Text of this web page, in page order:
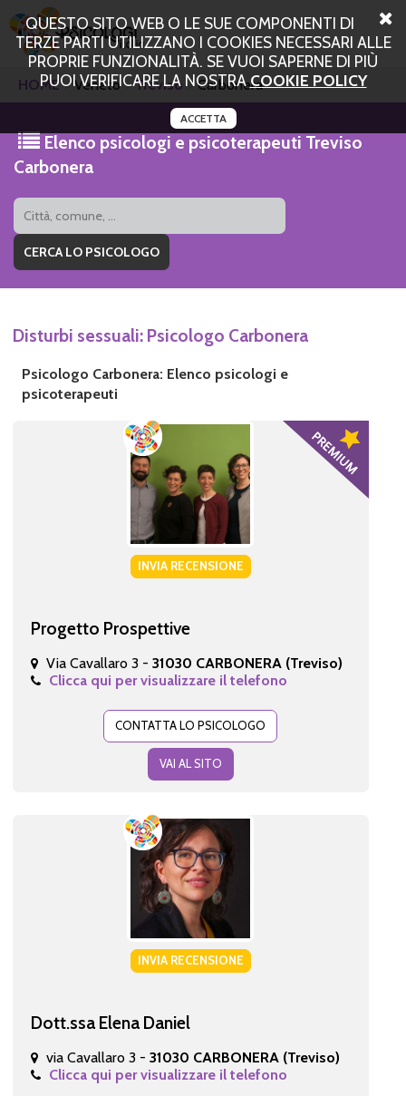
QUESTO SITO WEB O LE SUE COMPONENTI DI
TERZE PARTI UTILIZZANO I COOKIES NECESSARI ALLE
PROPRIE FUNZIONALITÀ. SE VUOI SAPERNE DI PIÙ
PUOI VERIFICARE LA NOSTRACOOKIE POLICY
ACCETTA
HOME Veneto Treviso Carbonera
Elenco psicologi e psicoterapeuti Treviso
Carbonera
Disturbi sessuali: Psicologo Carbonera
Psicologo Carbonera: Elenco psicologi e
psicoterapeuti
INVIA RECENSIONE
Progetto Prospettive
Via Cavallaro 3 - 31030 CARBONERA (Treviso)
Clicca qui per visualizzare il telefono
CONTATTA LO PSICOLOGO
VAI AL SITO
INVIA RECENSIONE
Dott.ssa Elena Daniel
via Cavallaro 3 - 31030 CARBONERA (Treviso)
Clicca qui per visualizzare il telefono